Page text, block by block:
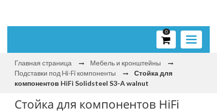
Toggle
0
Главная страница
Мебель и кронштейны
Подставки под Hi-Fi компоненты
Стойка для
компонентов HiFi Solidsteel S3-A walnut
Стойка для компонентов HiFi